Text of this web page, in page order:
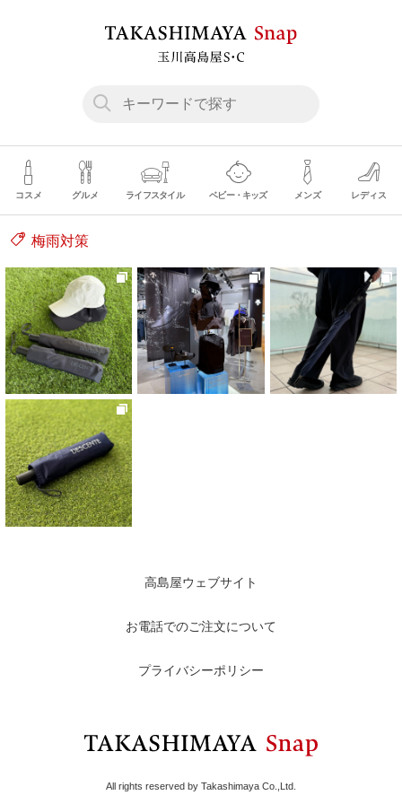
コスメ グルメ ライフスタイル ベビー・キッズ メンズ レディス
梅雨対策
高島屋ウェブサイト
お電話でのご注文について
プライバシーポリシー
All rights reserved by Takashimaya Co.,Ltd.